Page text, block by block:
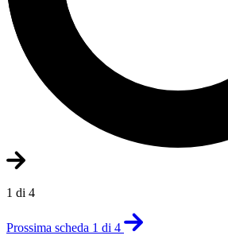
1 di 4
Prossima scheda 1 di 4